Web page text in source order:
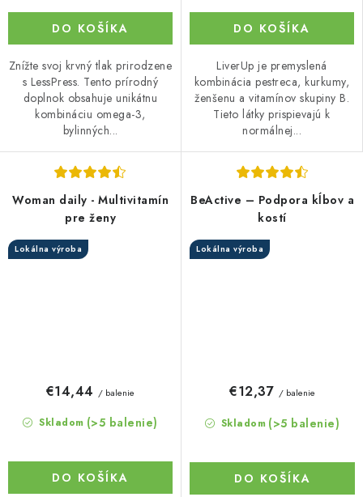
DO KOŠÍKA
Znížte svoj krvný tlak prirodzene
s LessPress. Tento prírodný
doplnok obsahuje unikátnu
kombináciu omega-3,
bylinných...
DO KOŠÍKA
LiverUp je premyslená
kombinácia pestreca, kurkumy,
ženšenu a vitamínov skupiny B.
Tieto látky prispievajú k
normálnej...
Woman daily - Multivitamín
pre ženy
Lokálna výroba
Skladom (>5 balenie)
€14,44 / balenie
DO KOŠÍKA
BeActive – Podpora kĺbov a
kostí
Lokálna výroba
Skladom (>5 balenie)
€12,37 / balenie
DO KOŠÍKA